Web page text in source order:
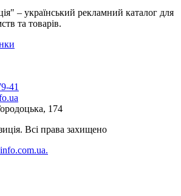
– український рекламний каталог для
та товарів.
41
174
Всі права захищено
.